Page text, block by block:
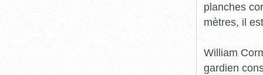
planches
mètres, il
William
gardien